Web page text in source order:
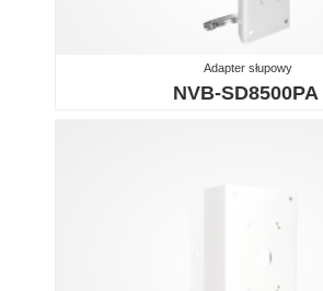
Adapter słupowy
NVB-SD8500PA